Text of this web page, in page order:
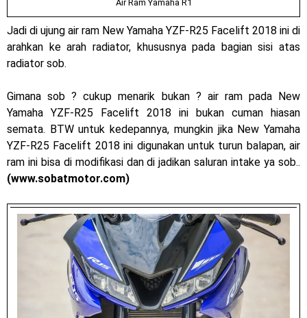
2023 !
Honda Rilis CBR1000RR-R 2023 Anniversary Edition !
perdana di tim LCR Honda !
Ngabuburide Yamaha Wr 155 R, Para Bikers Menikmati
Indahnya Sore di Kota Medan
ada 2 dikota Medan !
Event Customaxi & Yard Built 2023 Resmi Dimulai !
Jumat, 7 Agustus
Air Ram Yamaha R1
Jadi di ujung air ram New Yamaha YZF-R25 Facelift 2018 ini di
arahkan ke arah radiator, khususnya pada bagian sisi atas
radiator sob.
Gimana sob ? cukup menarik bukan ? air ram pada New
Yamaha YZF-R25 Facelift 2018 ini bukan cuman hiasan
semata. BTW untuk kedepannya, mungkin jika New Yamaha
YZF-R25 Facelift 2018 ini digunakan untuk turun balapan, air
ram ini bisa di modifikasi dan di jadikan saluran intake ya sob..
(www.sobatmotor.com)